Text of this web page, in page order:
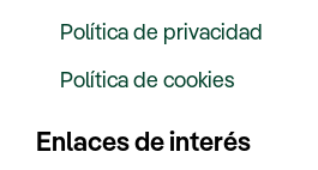
Política de privacidad
Política de cookies
Enlaces de interés